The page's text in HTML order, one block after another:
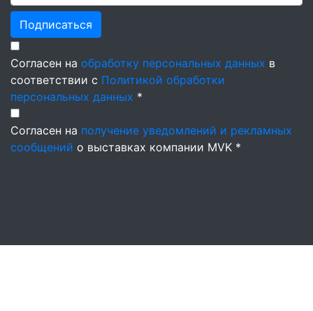
Подписаться
Согласен на обработку персональных данных в
соответствии с Политикой обработки
персональных данных *
Согласен на получение уведомлений и рекламных
сообщений о выставках компании MVK *